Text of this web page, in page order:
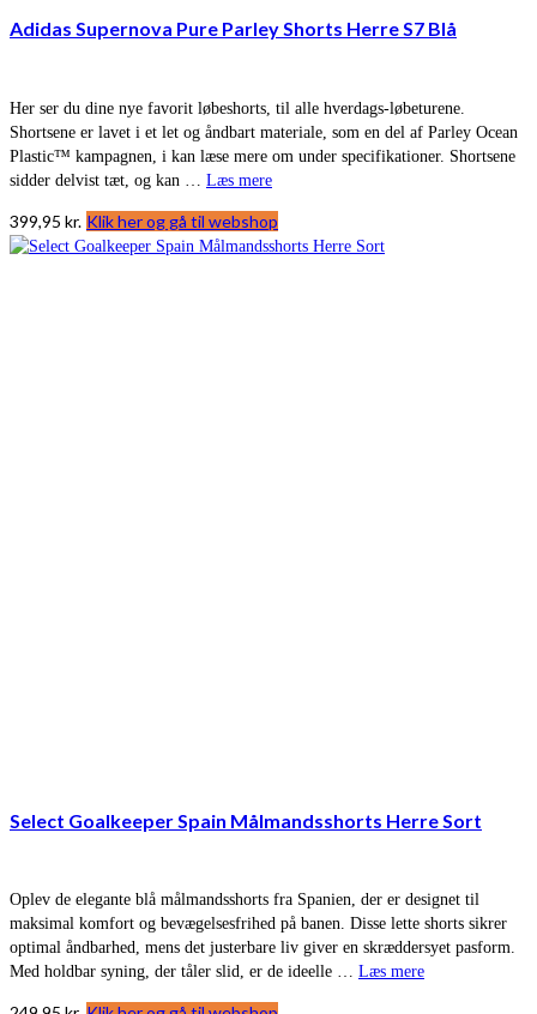
Adidas Supernova Pure Parley Shorts Herre S7 Blå
Her ser du dine nye favorit løbeshorts, til alle hverdags-løbeturene.
Shortsene er lavet i et let og åndbart materiale, som en del af Parley Ocean
Plastic™ kampagnen, i kan læse mere om under specifikationer. Shortsene
sidder delvist tæt, og kan … Læs mere
399,95 kr. Klik her og gå til webshop
Select Goalkeeper Spain Målmandsshorts Herre Sort
Oplev de elegante blå målmandsshorts fra Spanien, der er designet til
maksimal komfort og bevægelsesfrihed på banen. Disse lette shorts sikrer
optimal åndbarhed, mens det justerbare liv giver en skræddersyet pasform.
Med holdbar syning, der tåler slid, er de ideelle … Læs mere